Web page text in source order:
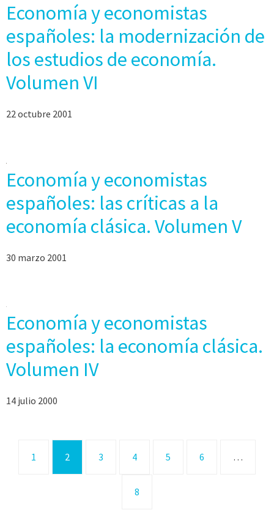
Economía y economistas
españoles: la modernización de
los estudios de economía.
Volumen VI
22 octubre 2001
Economía y economistas
españoles: las críticas a la
economía clásica. Volumen V
30 marzo 2001
Economía y economistas
españoles: la economía clásica.
Volumen IV
14 julio 2000
1 2 3 4 5 6 …
8